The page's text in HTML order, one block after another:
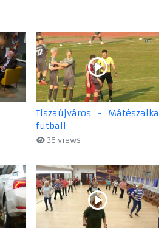
Tiszaújváros - Mátészalka
futball
36 views